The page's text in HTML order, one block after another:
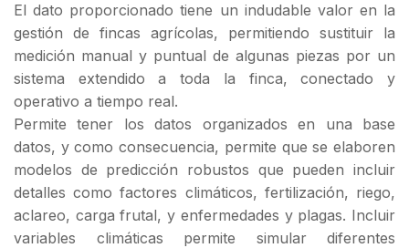
El dato proporcionado tiene un indudable valor en la
gestión de fincas agrícolas, permitiendo sustituir la
medición manual y puntual de algunas piezas por un
sistema extendido a toda la finca, conectado y
operativo a tiempo real.
Permite tener los datos organizados en una base
datos, y como consecuencia, permite que se elaboren
modelos de predicción robustos que pueden incluir
detalles como factores climáticos, fertilización, riego,
aclareo, carga frutal, y enfermedades y plagas. Incluir
variables climáticas permite simular diferentes